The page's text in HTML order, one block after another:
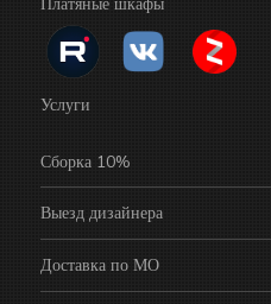
Услуги
Сборка 10%
Выезд дизайнера
Доставка по МО